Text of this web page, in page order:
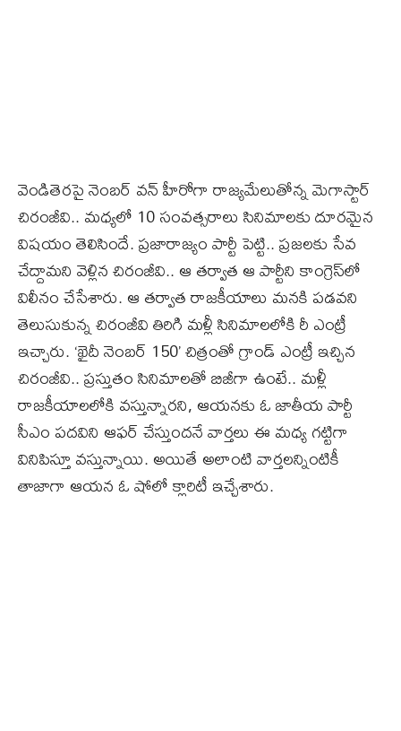
వెండితెరపై నెంబర్‌ వన్‌ హీరోగా రాజ్యమేలుతోన్న మెగాస్టార్‌
చిరంజీవి.. మధ్యలో 10 సంవత్సరాలు సినిమాలకు దూరమైన
విషయం తెలిసిందే. ప్రజారాజ్యం పార్టీ పెట్టి.. ప్రజలకు సేవ
చేద్దామని వెళ్లిన చిరంజీవి.. ఆ తర్వాత ఆ పార్టీని కాంగ్రెస్‌లో
విలీనం చేసేశారు. ఆ తర్వాత రాజకీయాలు మనకి పడవని
తెలుసుకున్న చిరంజీవి తిరిగి మళ్లీ సినిమాలలోకి రీ ఎంట్రీ
ఇచ్చారు. ‘ఖైదీ నెంబర్‌ 150’ చిత్రంతో గ్రాండ్‌ ఎంట్రీ ఇచ్చిన
చిరంజీవి.. ప్రస్తుతం సినిమాలతో బిజీగా ఉంటే.. మళ్లీ
రాజకీయాలలోకి వస్తున్నారని, ఆయనకు ఓ జాతీయ పార్టీ
సీఎం పదవిని ఆఫర్‌ చేస్తుందనే వార్తలు ఈ మధ్య గట్టిగా
వినిపిస్తూ వస్తున్నాయి. అయితే అలాంటి వార్తలన్నింటికీ
తాజాగా ఆయన ఓ షోలో క్లారిటీ ఇచ్చేశారు.